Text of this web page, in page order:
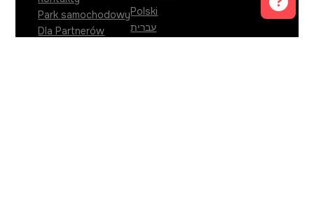
Park samochodowy
Dla Partnerów
Polski
עברית